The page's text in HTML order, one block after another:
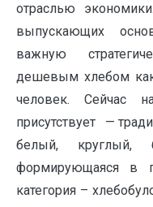
отраслью
выпускающих
важную
дешевым хлебом
человек. Сейчас
присутствует —
белый,
формирующаяся в
категория –